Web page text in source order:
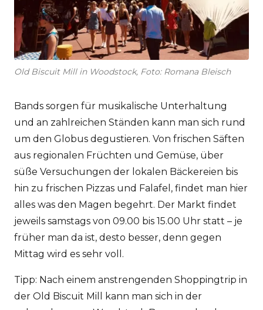
Old Biscuit Mill in Woodstock, Foto: Romana Bleisch
Bands sorgen für musikalische Unterhaltung
und an zahlreichen Ständen kann man sich rund
um den Globus degustieren. Von frischen Säften
aus regionalen Früchten und Gemüse, über
süße Versuchungen der lokalen Bäckereien bis
hin zu frischen Pizzas und Falafel, findet man hier
alles was den Magen begehrt. Der Markt findet
jeweils samstags von 09.00 bis 15.00 Uhr statt – je
früher man da ist, desto besser, denn gegen
Mittag wird es sehr voll.
Tipp: Nach einem anstrengenden Shoppingtrip in
der Old Biscuit Mill kann man sich in der